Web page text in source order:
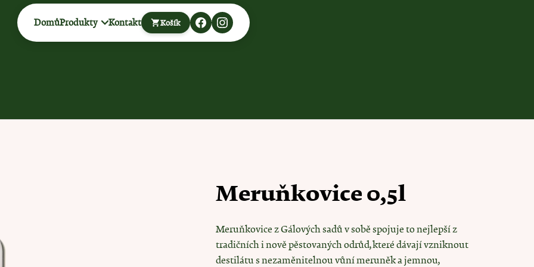
DomůProdukty Kontakt Košík
Meruňkovice 0,5l
Meruňkovice z Gálových sadů v sobě spojuje to nejlepší z
tradičních i nově pěstovaných odrůd, které dávají vzniknout
destilátu s nezaměnitelnou vůní meruněk a jemnou,
SUŠENÉ MERUŇKY